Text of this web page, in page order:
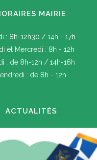
MAIRIE
: 8h-12h30 / 14h - 17h
et Mercredi : 8h - 12h
: de 8h-12h / 14h-16h
: de 8h - 12h
ACTUALITÉS